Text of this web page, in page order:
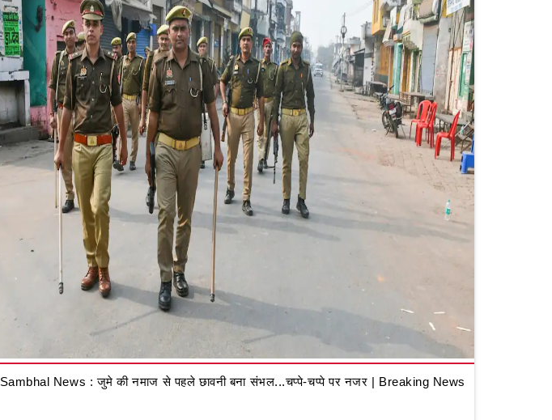
Sambhal News : जुमे की नमाज से पहले छावनी बना संभल...चप्पे-चप्पे पर नजर | Breaking News